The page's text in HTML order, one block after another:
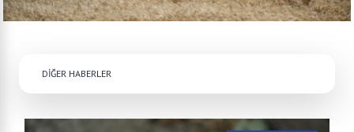
DİĞER HABERLER